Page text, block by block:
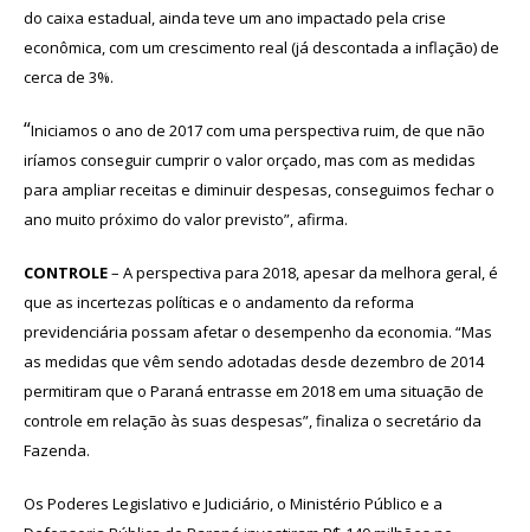
do caixa estadual, ainda teve um ano impactado pela crise
econômica, com um crescimento real (já descontada a inflação) de
cerca de 3%.
“Iniciamos o ano de 2017 com uma perspectiva ruim, de que não
iríamos conseguir cumprir o valor orçado, mas com as medidas
para ampliar receitas e diminuir despesas, conseguimos fechar o
ano muito próximo do valor previsto”, afirma.
CONTROLE– A perspectiva para 2018, apesar da melhora geral, é
que as incertezas políticas e o andamento da reforma
previdenciária possam afetar o desempenho da economia. “Mas
as medidas que vêm sendo adotadas desde dezembro de 2014
permitiram que o Paraná entrasse em 2018 em uma situação de
controle em relação às suas despesas”, finaliza o secretário da
Fazenda.
Os Poderes Legislativo e Judiciário, o Ministério Público e a